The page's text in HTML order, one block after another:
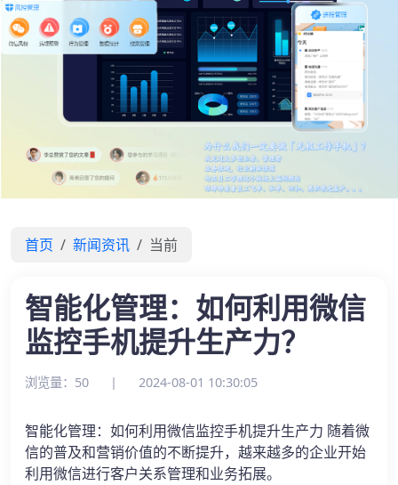
首页 新闻资讯 当前
智能化管理：如何利用微信
监控手机提升生产力？
浏览量：50 | 2024-08-01 10:30:05
智能化管理：如何利用微信监控手机提升生产力 随着微
信的普及和营销价值的不断提升，越来越多的企业开始
利用微信进行客户关系管理和业务拓展。